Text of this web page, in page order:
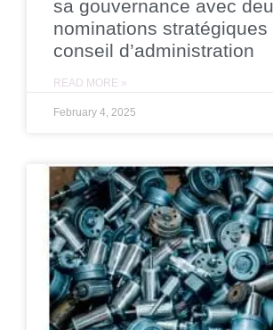
sa gouvernance avec
nominations stratégiques
conseil d’administration
READ MORE »
February 4, 2025